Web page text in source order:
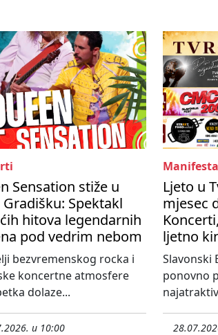
Sensation stiže u
Spektakl
hitova legendarnih
pod vedrim nebom
bezvremenskog rocka i
koncertne atmosfere
dolaze...
u 10:00
Ljeto u
mjesec
ljetno
Slavonski
ponovno